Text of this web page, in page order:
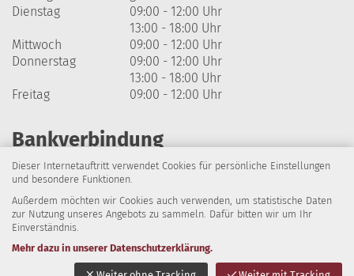
Dieser Internetauftritt verwendet Cookies für persönliche Einstellungen
und besondere Funktionen.
Außerdem möchten wir Cookies auch verwenden, um statistische Daten
zur Nutzung unseres Angebots zu sammeln. Dafür bitten wir um Ihr
Einverständnis.
Mehr dazu in unserer Datenschutzerklärung.
Dienstag
09:00 - 12:00 Uhr
13:00 - 18:00 Uhr
Mittwoch
09:00 - 12:00 Uhr
Donnerstag
09:00 - 12:00 Uhr
13:00 - 18:00 Uhr
Freitag
09:00 - 12:00 Uhr
Bankverbindung
Harzsparkasse
IBAN: DE64 8105 2000 0320 1838 07
BIC: NOLADE21HRZ
Impressum Datenschutz Barrierefreiheit